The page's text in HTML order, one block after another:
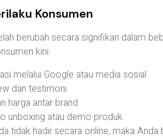
Konsumen
berubah secara signifikan dalam
kini:
melalui Google atau media sosial
dan testimoni
harga antar brand
unboxing atau demo produk
tidak hadir secara online, maka